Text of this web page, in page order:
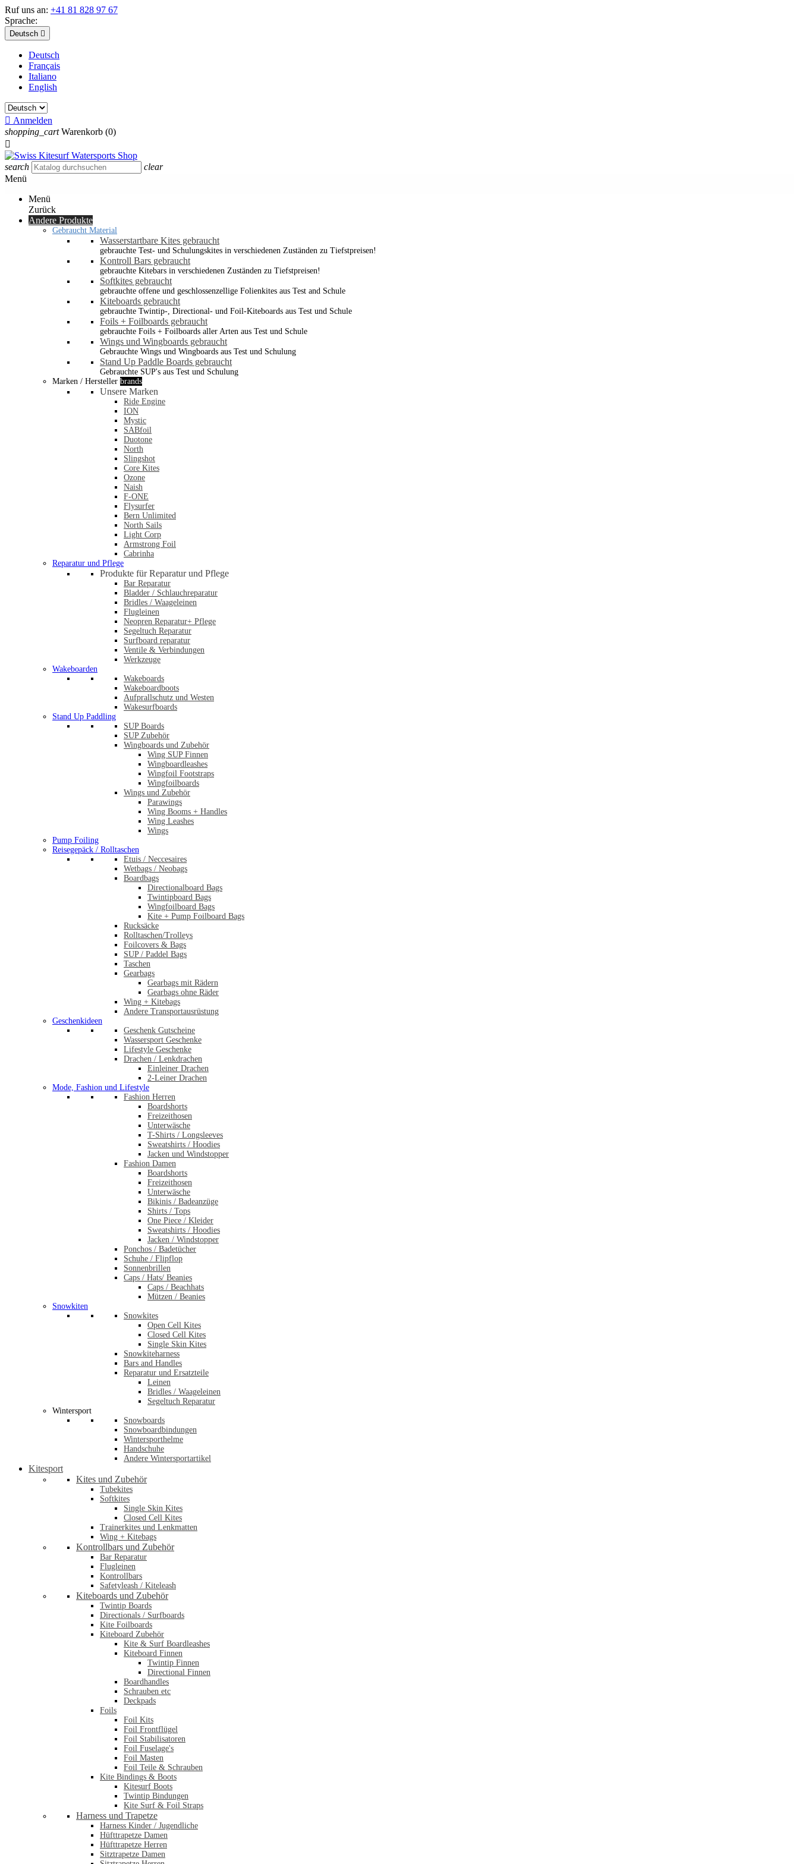
Ruf uns an: +41 81 828 97 67
Sprache:
Deutsch 
Deutsch
Français
Italiano
English
 Anmelden
shopping_cart Warenkorb (0)

search
clear
Menü
Menü
Zurück
Andere Produkte
Gebraucht Material
Wasserstartbare Kites gebraucht
gebrauchte Test- und Schulungskites in verschiedenen Zuständen zu Tiefstpreisen!
Kontroll Bars gebraucht
gebrauchte Kitebars in verschiedenen Zuständen zu Tiefstpreisen!
Softkites gebraucht
gebrauchte offene und geschlossenzellige Folienkites aus Test and Schule
Kiteboards gebraucht
gebrauchte Twintip-, Directional- und Foil-Kiteboards aus Test und Schule
Foils + Foilboards gebraucht
gebrauchte Foils + Foilboards aller Arten aus Test und Schule
Wings und Wingboards gebraucht
Gebrauchte Wings und Wingboards aus Test und Schulung
Stand Up Paddle Boards gebraucht
Gebrauchte SUP's aus Test und Schulung
Marken / Hersteller brands
Unsere Marken
Ride Engine
ION
Mystic
SABfoil
Duotone
North
Slingshot
Core Kites
Ozone
Naish
F-ONE
Flysurfer
Bern Unlimited
North Sails
Light Corp
Armstrong Foil
Cabrinha
Reparatur und Pflege
Produkte für Reparatur und Pflege
Bar Reparatur
Bladder / Schlauchreparatur
Bridles / Waageleinen
Flugleinen
Neopren Reparatur+ Pflege
Segeltuch Reparatur
Surfboard reparatur
Ventile & Verbindungen
Werkzeuge
Wakeboarden
Wakeboards
Wakeboardboots
Aufprallschutz und Westen
Wakesurfboards
Stand Up Paddling
SUP Boards
SUP Zubehör
Wingboards und Zubehör
Wing SUP Finnen
Wingboardleashes
Wingfoil Footstraps
Wingfoilboards
Wings und Zubehör
Parawings
Wing Booms + Handles
Wing Leashes
Wings
Pump Foiling
Reisegepäck / Rolltaschen
Etuis / Neccesaires
Wetbags / Neobags
Boardbags
Directionalboard Bags
Twintipboard Bags
Wingfoilboard Bags
Kite + Pump Foilboard Bags
Rucksäcke
Rolltaschen/Trolleys
Foilcovers & Bags
SUP / Paddel Bags
Taschen
Gearbags
Gearbags mit Rädern
Gearbags ohne Räder
Wing + Kitebags
Andere Transportausrüstung
Geschenkideen
Geschenk Gutscheine
Wassersport Geschenke
Lifestyle Geschenke
Drachen / Lenkdrachen
Einleiner Drachen
2-Leiner Drachen
Mode, Fashion und Lifestyle
Fashion Herren
Boardshorts
Freizeithosen
Unterwäsche
T-Shirts / Longsleeves
Sweatshirts / Hoodies
Jacken und Windstopper
Fashion Damen
Boardshorts
Freizeithosen
Unterwäsche
Bikinis / Badeanzüge
Shirts / Tops
One Piece / Kleider
Sweatshirts / Hoodies
Jacken / Windstopper
Ponchos / Badetücher
Schuhe / Flipflop
Sonnenbrillen
Caps / Hats/ Beanies
Caps / Beachhats
Mützen / Beanies
Snowkiten
Snowkites
Open Cell Kites
Closed Cell Kites
Single Skin Kites
Snowkiteharness
Bars and Handles
Reparatur und Ersatzteile
Leinen
Bridles / Waageleinen
Segeltuch Reparatur
Wintersport
Snowboards
Snowboardbindungen
Wintersporthelme
Handschuhe
Andere Wintersportartikel
Kitesport
Kites und Zubehör
Tubekites
Softkites
Single Skin Kites
Closed Cell Kites
Trainerkites und Lenkmatten
Wing + Kitebags
Kontrollbars und Zubehör
Bar Reparatur
Flugleinen
Kontrollbars
Safetyleash / Kiteleash
Kiteboards und Zubehör
Twintip Boards
Directionals / Surfboards
Kite Foilboards
Kiteboard Zubehör
Kite & Surf Boardleashes
Kiteboard Finnen
Twintip Finnen
Directional Finnen
Boardhandles
Schrauben etc
Deckpads
Foils
Foil Kits
Foil Frontflügel
Foil Stabilisatoren
Foil Fuselage's
Foil Masten
Foil Teile & Schrauben
Kite Bindings & Boots
Kitesurf Boots
Twintip Bindungen
Kite Surf & Foil Straps
Harness und Trapetze
Harness Kinder / Jugendliche
Hüfttrapetze Damen
Hüfttrapetze Herren
Sitztrapetze Damen